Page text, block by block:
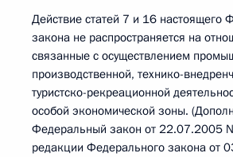
Действие статей 7 и 16 настоящего
закона не распространяется на
связанные с осуществлением
производственной, технико-
туристско-рекреационной
особой экономической зоны.
Федеральный закон от 22.07.2005
редакции Федерального закона